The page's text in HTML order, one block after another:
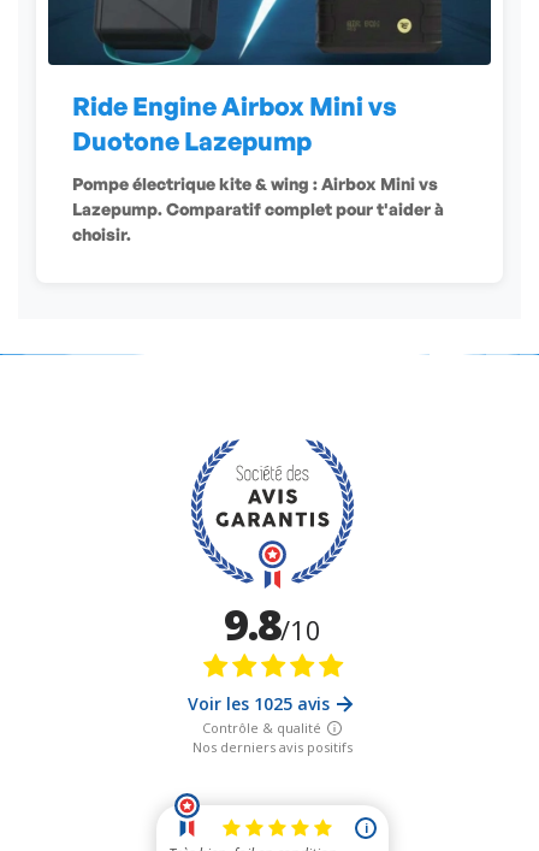
Ride Engine Airbox Mini vs
Duotone Lazepump
Pompe électrique kite & wing : Airbox Mini vs
Lazepump. Comparatif complet pour t'aider à
choisir.